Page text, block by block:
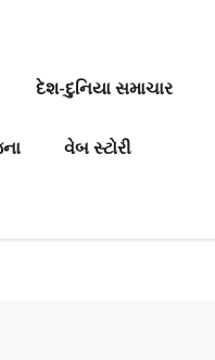
દેશ-દુનિયા સમાચાર
વેબ સ્ટોરી